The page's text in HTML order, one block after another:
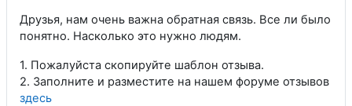
Друзья, нам очень важна обратная связь. Все ли было
понятно. Насколько это нужно людям.
1. Пожалуйста скопируйте шаблон отзыва.
2. Заполните и разместите на нашем форуме отзывов
здесь